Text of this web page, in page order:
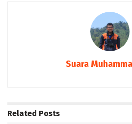
Suara
Related Posts